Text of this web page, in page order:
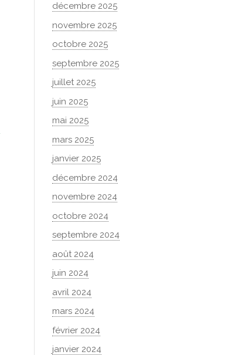
décembre 2025
novembre 2025
octobre 2025
septembre 2025
juillet 2025
juin 2025
mai 2025
mars 2025
janvier 2025
décembre 2024
novembre 2024
octobre 2024
septembre 2024
août 2024
juin 2024
avril 2024
mars 2024
février 2024
janvier 2024